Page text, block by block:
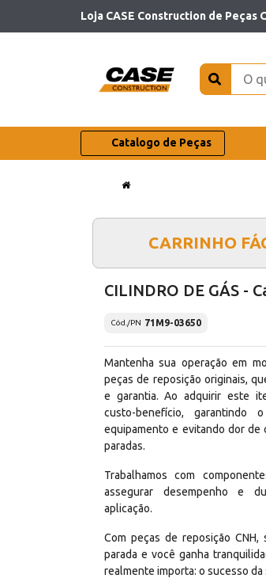
Loja CASE Construction de Peças
Catalogo de Peças
CARRINHO
CILINDRO DE GÁS -
Cód./PN 71M9-03650
Mantenha sua operação em
peças de reposição originais,
e garantia. Ao adquirir este
custo-benefício, garantindo
equipamento e evitando dor de
paradas.
Trabalhamos com
assegurar desempenho e
aplicação.
Com peças de reposição CNH,
parada e você ganha
realmente importa: o sucesso da